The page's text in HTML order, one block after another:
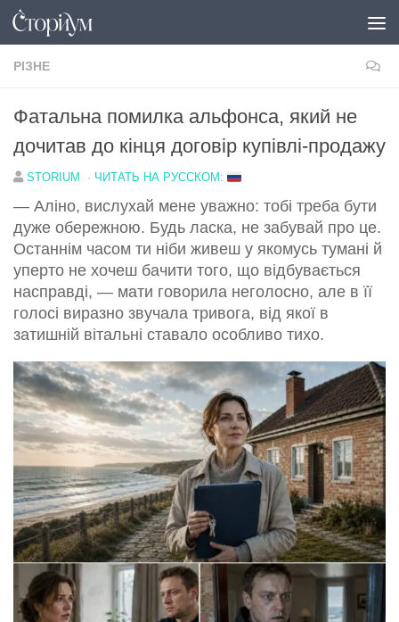
Перейти до вмісту
РІЗНЕ
Фатальна помилка альфонса, який не
дочитав до кінця договір купівлі-продажу
STORIUM · ЧИТАТЬ НА РУССКОМ:
— Аліно, вислухай мене уважно: тобі треба бути
дуже обережною. Будь ласка, не забувай про це.
Останнім часом ти ніби живеш у якомусь тумані й
уперто не хочеш бачити того, що відбувається
насправді, — мати говорила неголосно, але в її
голосі виразно звучала тривога, від якої в
затишній вітальні ставало особливо тихо.